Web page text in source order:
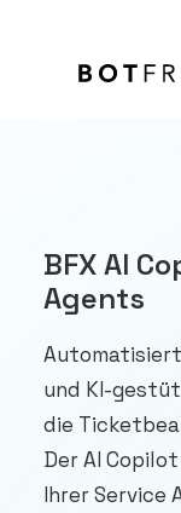
Lösungen
Case Studies
Preise
Wissen
Über uns
KOSTENFREI TESTEN
BFX AI
Agents
und KI-
die
Der AI
Ihrer Service